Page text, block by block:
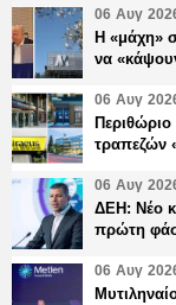
06 Αυγ
H «μάχη»
να
06 Αυγ
τραπεζών
06 Αυγ
ΔΕΗ: Νέο
πρώτη
06 Αυγ